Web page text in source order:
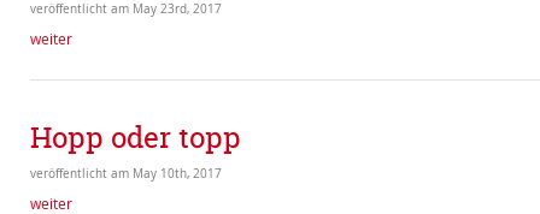
veröffentlicht am May 23rd, 2017
weiter
Hopp oder topp
veröffentlicht am May 10th, 2017
weiter